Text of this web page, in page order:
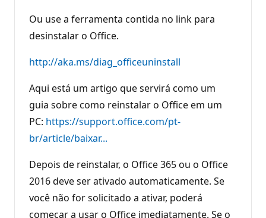
Ou use a ferramenta contida no link para
desinstalar o Office.
http://aka.ms/diag_officeuninstall
Aqui está um artigo que servirá como um
guia sobre como reinstalar o Office em um
PC: https://support.office.com/pt-
br/article/baixar...
Depois de reinstalar, o Office 365 ou o Office
2016 deve ser ativado automaticamente. Se
você não for solicitado a ativar, poderá
começar a usar o Office imediatamente. Se o